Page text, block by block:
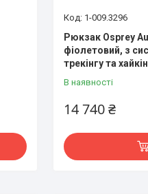
1-009.3296
Рюкзак Osprey
фіолетовий, з
трекінгу та
В наявності
14 740 ₴